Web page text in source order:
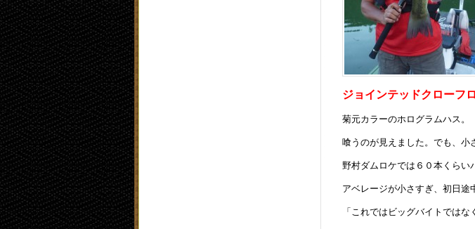
ジョインテッドクローフ
菊元カラーのホログラムハス。
喰うのが見えました。でも、小
野村ダムロケでは６０本くらい
アベレージが小さすぎ、初日途
「これではビッグバイトではな